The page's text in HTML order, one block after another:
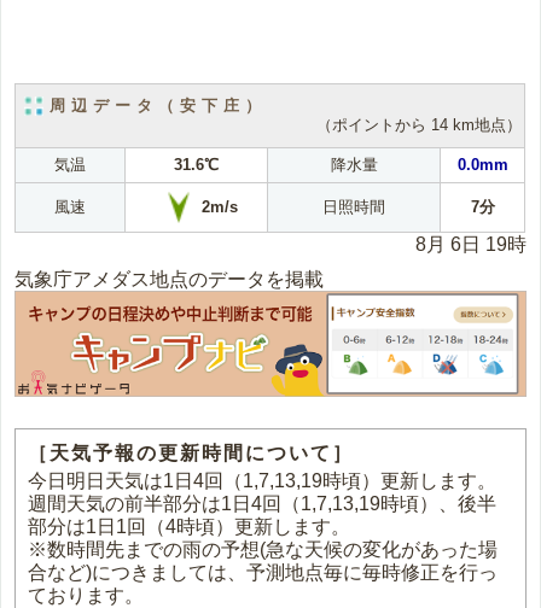
周辺データ（安下庄）
（ポイントから 14 km地点）
気温 31.6℃ 降水量 0.0mm
風速 2m/s 日照時間 7分
8月 6日 19時
気象庁アメダス地点のデータを掲載
［天気予報の更新時間について］
今日明日天気は1日4回（1,7,13,19時頃）更新します。
週間天気の前半部分は1日4回（1,7,13,19時頃）、後半
部分は1日1回（4時頃）更新します。
※数時間先までの雨の予想(急な天候の変化があった場
合など)につきましては、予測地点毎に毎時修正を行っ
ております。